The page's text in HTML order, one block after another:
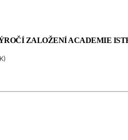
ZALOŽENÍ ACADEMIE
)